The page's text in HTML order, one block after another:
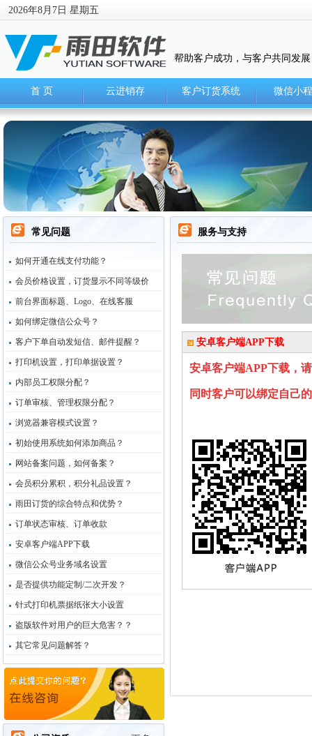
2026年8月7日 星期五
帮助客户成功，与客户共同发
首 页 云进销存 客户订货系统 微信小
常见问题
如何开通在线支付功能？
会员价格设置，订货显示不同等级价
前台界面标题、Logo、在线客服
如何绑定微信公众号？
客户下单自动发短信、邮件提醒？
打印机设置，打印单据设置？
内部员工权限分配？
订单审核、管理权限分配？
浏览器兼容模式设置？
初始使用系统如何添加商品？
网站备案问题，如何备案？
会员积分累积，积分礼品设置？
雨田订货的综合特点和优势？
订单状态审核、订单收款
安卓客户端APP下载
微信公众号业务域名设置
是否提供功能定制/二次开发？
针式打印机票据纸张大小设置
盗版软件对用户的巨大危害？？
其它常见问题解答？
服务与支持
安卓客户端APP下载
安卓客户端APP下载，
同时客户可以绑定自己